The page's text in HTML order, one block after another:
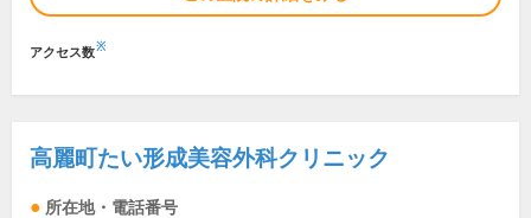
アクセス数※
高麗町たい形成美容外科クリニック
所在地・電話番号